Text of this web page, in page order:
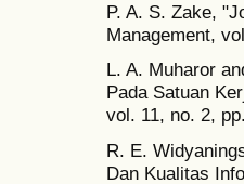
P. A. S. Zake,
Management,
L. A. Muharor
Pada Satuan
vol. 11, no. 2,
R. E.
Dan Kualitas